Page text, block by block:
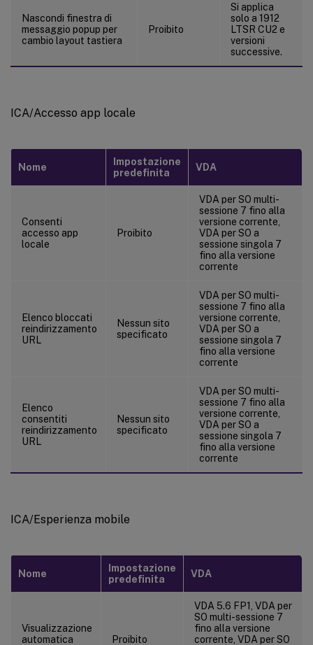
Nascondi finestra di
messaggio popup per
cambio layout tastiera
Proibito
Si applica
solo a 1912
LTSR CU2 e
versioni
successive.
ICA/Accesso app locale
Nome
Impostazione
predefinita
VDA
Consenti
accesso app
locale
Proibito
VDA per SO multi-
sessione 7 fino alla
versione corrente,
VDA per SO a
sessione singola 7
fino alla versione
corrente
Elenco bloccati
reindirizzamento
URL
Nessun sito
specificato
VDA per SO multi-
sessione 7 fino alla
versione corrente,
VDA per SO a
sessione singola 7
fino alla versione
corrente
Elenco
consentiti
reindirizzamento
URL
Nessun sito
specificato
VDA per SO multi-
sessione 7 fino alla
versione corrente,
VDA per SO a
sessione singola 7
fino alla versione
corrente
ICA/Esperienza mobile
Nome
Impostazione
predefinita
VDA
Visualizzazione
automatica
Proibito
VDA 5.6 FP1, VDA per
SO multi-sessione 7
fino alla versione
corrente, VDA per SO